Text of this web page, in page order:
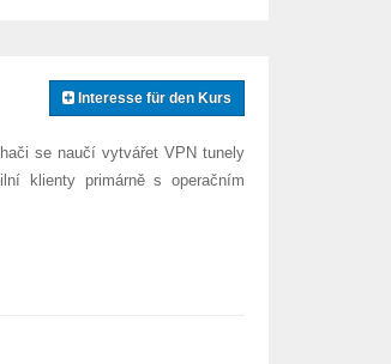
Interesse für den Kurs
se naučí vytvářet VPN tunely
klienty primárně s operačním